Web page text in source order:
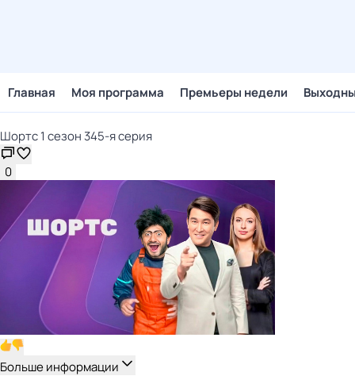
Главная Моя программа Премьеры недели
Шортс 1 сезон 345-я серия
0
Больше информации